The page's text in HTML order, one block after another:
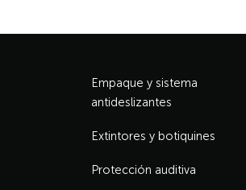
Empaque y sistema
antideslizantes
Extintores y botiquines
Protección auditiva